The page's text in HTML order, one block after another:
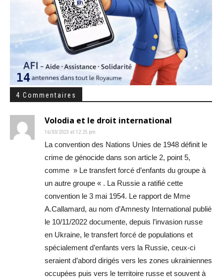
4 Commentaires
Volodia et le droit international
16/03/2023 at 12:25 pm
La convention des Nations Unies de 1948 définit le
crime de génocide dans son article 2, point 5,
comme » Le transfert forcé d’enfants du groupe à
un autre groupe « . La Russie a ratifié cette
convention le 3 mai 1954. Le rapport de Mme
A.Callamard, au nom d’Amnesty International publié
le 10/11/2022 documente, depuis l’invasion russe
en Ukraine, le transfert forcé de populations et
spécialement d’enfants vers la Russie, ceux-ci
seraient d’abord dirigés vers les zones ukrainiennes
occupées puis vers le territoire russe et souvent à